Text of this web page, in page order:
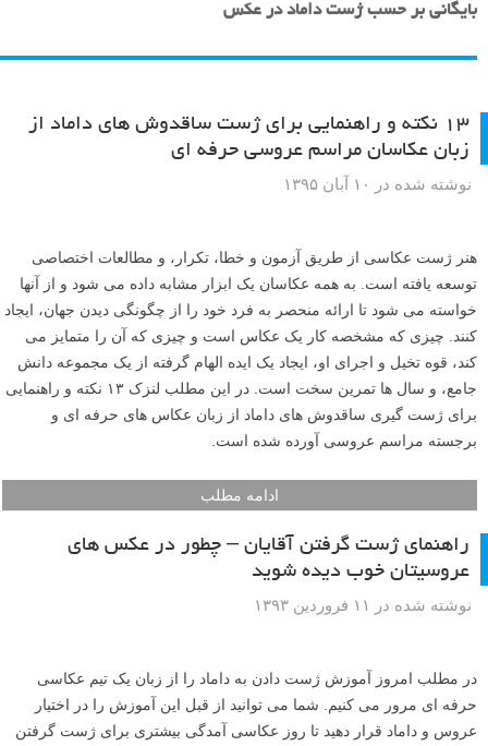
بایگانی بر حسب ژست داماد در عکس
۱۳ نکته و راهنمایی برای ژست ساقدوش های داماد از
زبان عکاسان مراسم عروسی حرفه ای
نوشته شده در ۱۰ آبان ۱۳۹۵
هنر ژست عکاسی از طریق آزمون و خطا، تکرار، و مطالعات اختصاصی
توسعه یافته است. به همه عکاسان یک ابزار مشابه داده می شود و از آنها
خواسته می شود تا ارائه منحصر به فرد خود را از چگونگی دیدن جهان، ایجاد
کنند. چیزی که مشخصه کار یک عکاس است و چیزی که آن را متمایز می
کند، قوه تخیل و اجرای او، ایجاد یک ایده الهام گرفته از یک مجموعه دانش
جامع، و سال ها تمرین سخت است. در این مطلب لنزک ۱۳ نکته و راهنمایی
برای ژست گیری ساقدوش های داماد از زبان عکاس های حرفه ای و
برجسته مراسم عروسی آورده شده است.
ادامه مطلب
راهنمای ژست گرفتن آقایان – چطور در عکس های
عروسیتان خوب دیده شوید
نوشته شده در ۱۱ فروردین ۱۳۹۳
در مطلب امروز آموزش ژست دادن به داماد را از زبان یک تیم عکاسی
حرفه ای مرور می کنیم. شما می توانید از قبل این آموزش را در اختیار
عروس و داماد قرار دهید تا روز عکاسی آمدگی بیشتری برای ژست گرفتن